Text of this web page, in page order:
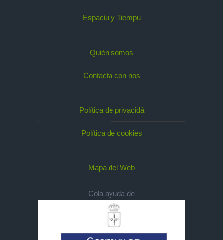
Espaciu y Tiempu
Quién somos
Contacta con nos
Política de privacidá
Política de cookies
Mapa del Web
Cola ayuda de